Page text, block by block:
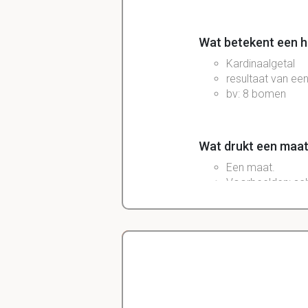
Wat betekent een
Kardinaalgetal
resultaat van
bv: 8 bomen
Wat drukt een
Een maat
Voorbeelden: